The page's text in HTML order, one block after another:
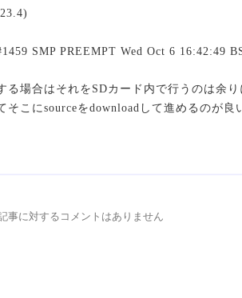
SMP PREEMPT Wed Oct 6 16:42:49
る場合はそれをSDカード内で行うのは余
こにsourceをdownloadして進めるのが良
事に対するコメントはありません